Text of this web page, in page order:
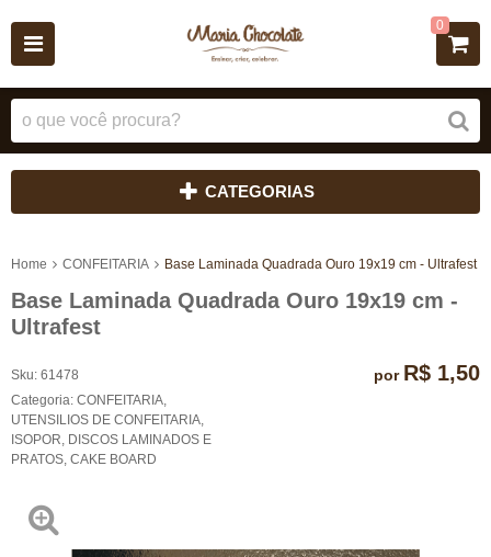
0
CATEGORIAS
Home CONFEITARIA Base Laminada Quadrada Ouro 19x19 cm - Ultrafest
Base Laminada Quadrada Ouro 19x19 cm -
Ultrafest
Sku: 61478
Categoria: CONFEITARIA
UTENSILIOS DE CONFEITARIA
ISOPOR, DISCOS LAMINADOS E
PRATOS CAKE BOARD
por R$ 1,50